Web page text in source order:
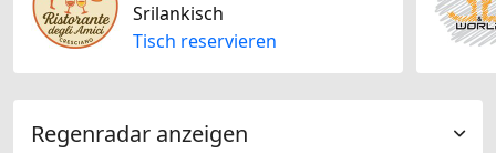
Srilankisch
Tisch reservieren
Regenradar anzeigen